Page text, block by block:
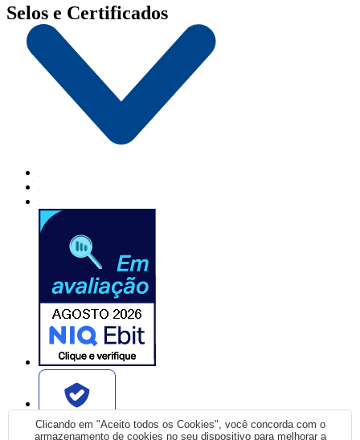
Selos e Certificados
Verificada por
Clicando em "Aceito todos os Cookies", você concorda com o
armazenamento de cookies no seu dispositivo para melhorar a